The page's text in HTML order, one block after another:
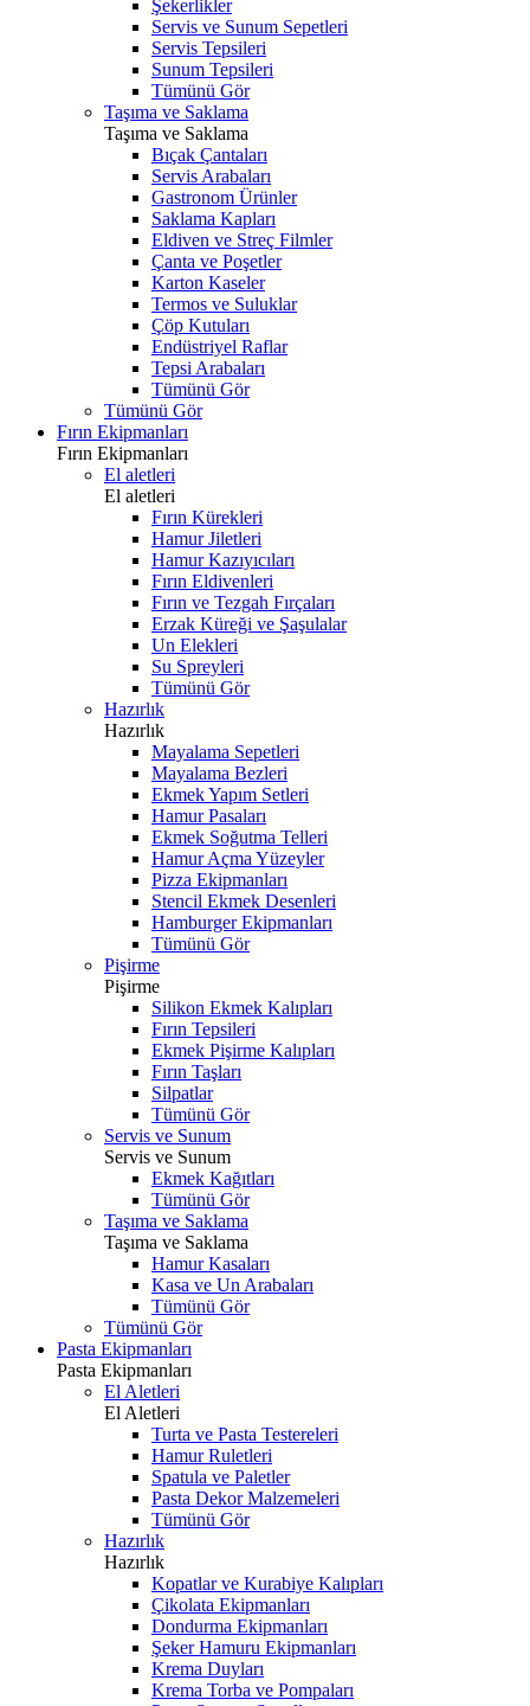
Şekerlikler
Servis ve Sunum Sepetleri
Servis Tepsileri
Sunum Tepsileri
Tümünü Gör
Taşıma ve Saklama
Taşıma ve Saklama
Bıçak Çantaları
Servis Arabaları
Gastronom Ürünler
Saklama Kapları
Eldiven ve Streç Filmler
Çanta ve Poşetler
Karton Kaseler
Termos ve Suluklar
Çöp Kutuları
Endüstriyel Raflar
Tepsi Arabaları
Tümünü Gör
Tümünü Gör
Fırın Ekipmanları
Fırın Ekipmanları
El aletleri
El aletleri
Fırın Kürekleri
Hamur Jiletleri
Hamur Kazıyıcıları
Fırın Eldivenleri
Fırın ve Tezgah Fırçaları
Erzak Küreği ve Şaşulalar
Un Elekleri
Su Spreyleri
Tümünü Gör
Hazırlık
Hazırlık
Mayalama Sepetleri
Mayalama Bezleri
Ekmek Yapım Setleri
Hamur Pasaları
Ekmek Soğutma Telleri
Hamur Açma Yüzeyler
Pizza Ekipmanları
Stencil Ekmek Desenleri
Hamburger Ekipmanları
Tümünü Gör
Pişirme
Pişirme
Silikon Ekmek Kalıpları
Fırın Tepsileri
Ekmek Pişirme Kalıpları
Fırın Taşları
Silpatlar
Tümünü Gör
Servis ve Sunum
Servis ve Sunum
Ekmek Kağıtları
Tümünü Gör
Taşıma ve Saklama
Taşıma ve Saklama
Hamur Kasaları
Kasa ve Un Arabaları
Tümünü Gör
Tümünü Gör
Pasta Ekipmanları
Pasta Ekipmanları
El Aletleri
El Aletleri
Turta ve Pasta Testereleri
Hamur Ruletleri
Spatula ve Paletler
Pasta Dekor Malzemeleri
Tümünü Gör
Hazırlık
Hazırlık
Kopatlar ve Kurabiye Kalıpları
Çikolata Ekipmanları
Dondurma Ekipmanları
Şeker Hamuru Ekipmanları
Krema Duyları
Krema Torba ve Pompaları